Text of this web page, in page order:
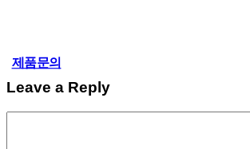
제품문의
Leave a Reply